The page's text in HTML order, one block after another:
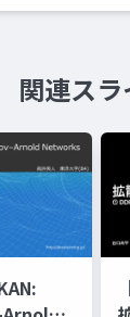
関連スラ